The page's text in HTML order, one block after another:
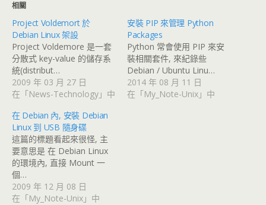
相關
Project Voldemort 於
Debian Linux 架設
Project Voldemore 是一套
分散式 key-value 的儲存系
統(distribut…
2009 年 03 月 27 日
在「News-Technology」中
安裝 PIP 來管理 Python
Packages
Python 常會使用 PIP 來安
裝相關套件, 來紀錄些
Debian / Ubuntu Linu…
2014 年 08 月 11 日
在「My_Note-Unix」中
在 Debian 內, 安裝 Debian
Linux 到 USB 隨身碟
這篇的標題看起來很怪, 主
要意思是 在 Debian Linux
的環境內, 直接 Mount 一
個…
2009 年 12 月 08 日
在「My_Note-Unix」中